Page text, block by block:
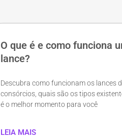
O que é e como funciona
lance?
Descubra como funcionam os lances
consórcios, quais são os tipos
é o melhor momento para você
LEIA MAIS